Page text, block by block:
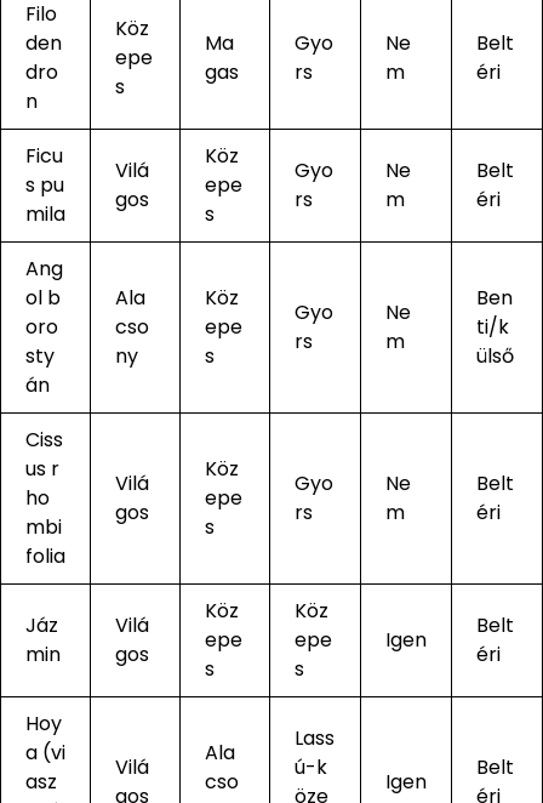
Filo
den
dro
n
Köz
epe
s
Ma
gas
Gyo
rs
Ne
m
Belt
éri
Ficu
s pu
mila
Vilá
gos
Köz
epe
s
Gyo
rs
Ne
m
Belt
éri
Ang
ol b
oro
sty
án
Ala
cso
ny
Köz
epe
s
Gyo
rs
Ne
m
Ben
ti/k
ülső
Ciss
us r
ho
mbi
folia
Vilá
gos
Köz
epe
s
Gyo
rs
Ne
m
Belt
éri
Jáz
min
Vilá
gos
Köz
epe
s
Köz
epe
s
Igen
Belt
éri
Hoy
a (vi
asz
Vilá
gos
Ala
cso
Lass
ú-k
öze
Igen
Belt
éri